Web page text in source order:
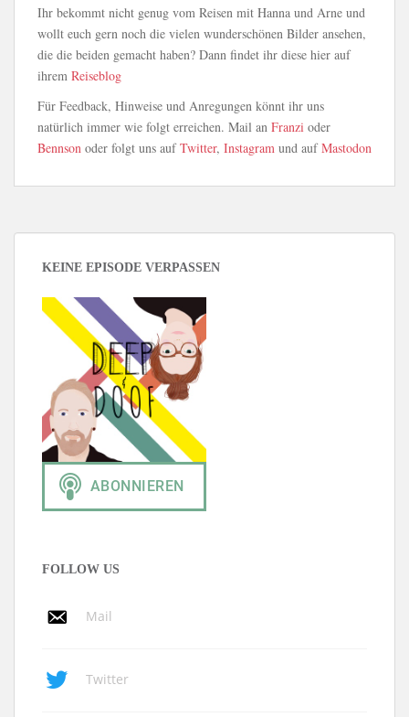
Ihr bekommt nicht genug vom Reisen mit Hanna und Arne und
wollt euch gern noch die vielen wunderschönen Bilder ansehen,
die die beiden gemacht haben? Dann findet ihr diese hier auf
ihrem Reiseblog
Für Feedback, Hinweise und Anregungen könnt ihr uns
natürlich immer wie folgt erreichen. Mail an Franzi oder
Bennson oder folgt uns aufTwitter, Instagram und aufMastodon
KEINE EPISODE VERPASSEN
FOLLOW US
Mail
Twitter